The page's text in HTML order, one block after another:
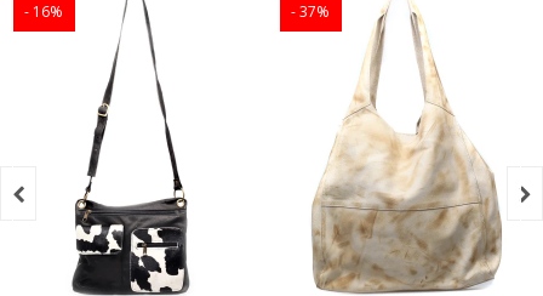
16 37
 